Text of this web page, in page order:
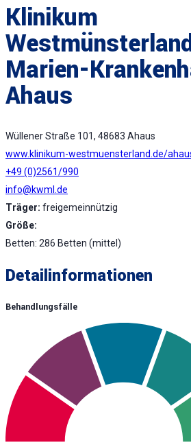
Klinikum
Marien-
Ahaus
Wüllener Straße 101, 48683 Ahaus
www.klinikum-westmuensterland.de/
+49 (0)2561/990
info@kwml.de
Träger: freigemeinnützig
Größe:
Betten: 286 Betten (mittel)
Detailinformationen
Behandlungsfälle